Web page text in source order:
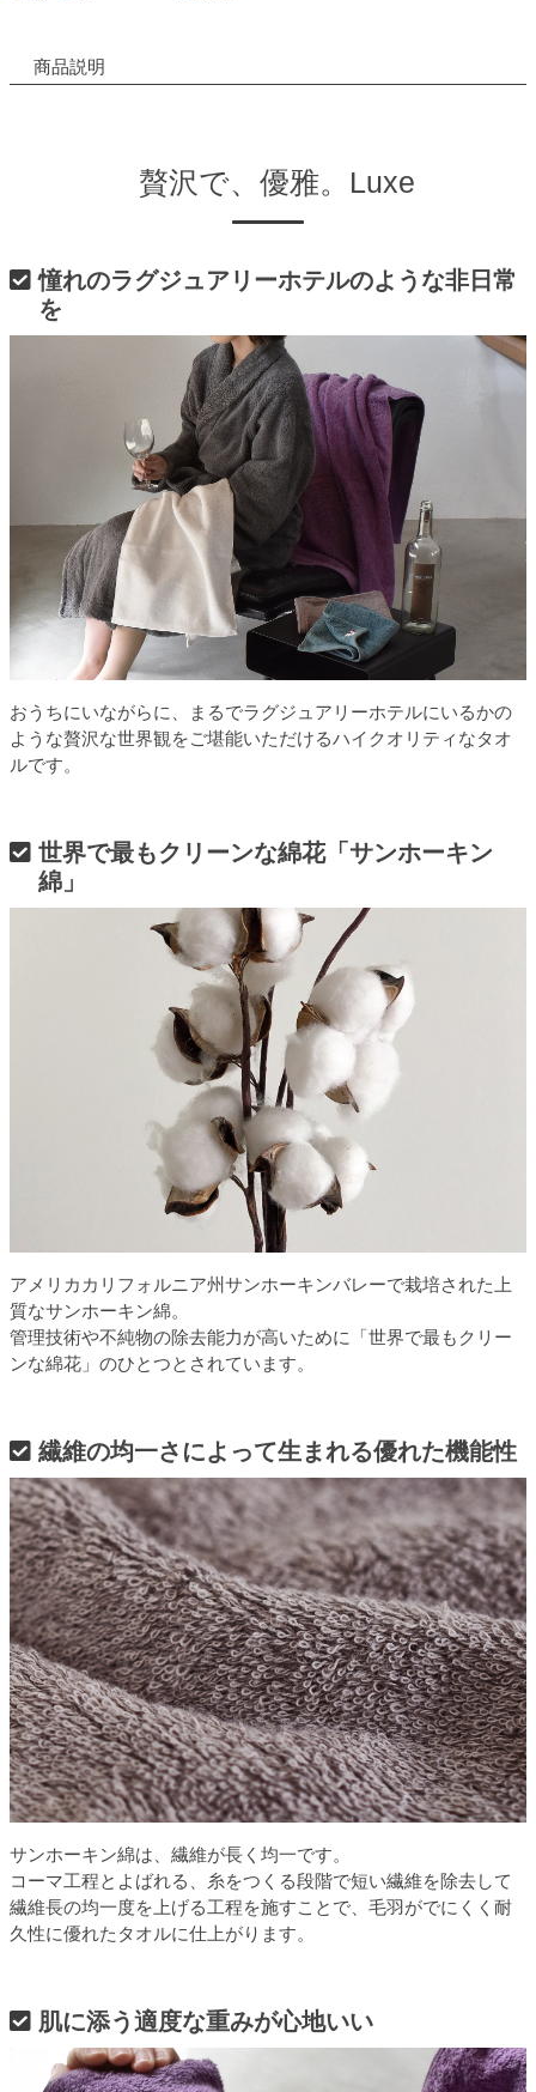
商品説明
贅沢で、優雅。Luxe
憧れのラグジュアリーホテルのような非日常
を
おうちにいながらに、まるでラグジュアリーホテルにいるかの
ような贅沢な世界観をご堪能いただけるハイクオリティなタオ
ルです。
世界で最もクリーンな綿花「サンホーキン
綿」
アメリカカリフォルニア州サンホーキンバレーで栽培された上
質なサンホーキン綿。
管理技術や不純物の除去能力が高いために「世界で最もクリー
ンな綿花」のひとつとされています。
繊維の均一さによって生まれる優れた機能性
サンホーキン綿は、繊維が長く均一です。
コーマ工程とよばれる、糸をつくる段階で短い繊維を除去して
繊維長の均一度を上げる工程を施すことで、毛羽がでにくく耐
久性に優れたタオルに仕上がります。
肌に添う適度な重みが心地いい